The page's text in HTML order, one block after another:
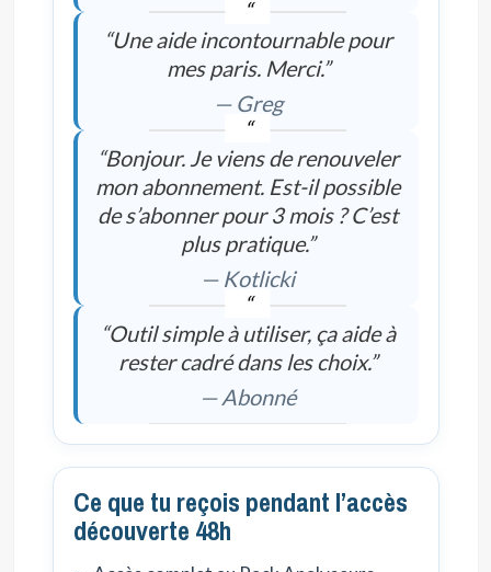
“Une aide incontournable pour
mes paris. Merci.”
— Greg
“Bonjour. Je viens de renouveler
mon abonnement. Est-il possible
de s’abonner pour 3 mois ? C’est
plus pratique.”
— Kotlicki
“Outil simple à utiliser, ça aide à
rester cadré dans les choix.”
— Abonné
Ce que tu reçois pendant l’accès
découverte 48h